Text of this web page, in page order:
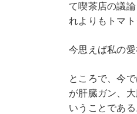
て喫茶店の議
れよりもトマ
今思えば私の
ところで、今
が肝臓ガン、
いうことであ